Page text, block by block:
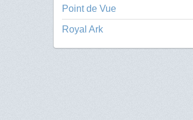
Point de Vue
Royal Ark